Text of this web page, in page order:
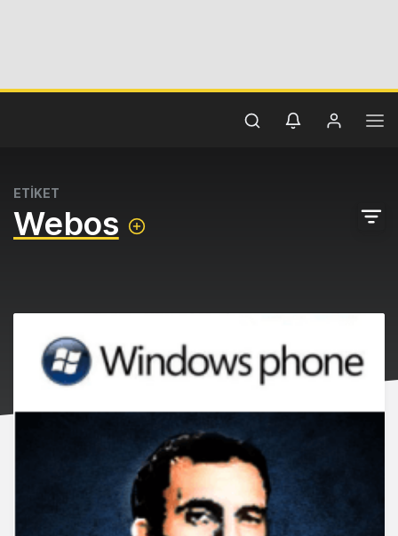
ETİKET
Webos